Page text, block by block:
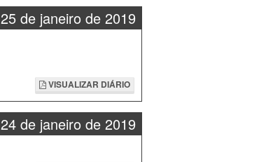
25 de janeiro de 2019
VISUALIZAR DIÁRIO
24 de janeiro de 2019